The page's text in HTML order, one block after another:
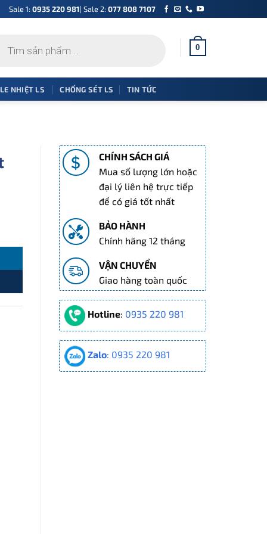
Sale 1: 0935 220 981| Sale 2: 077 808 7107
0
NHIỆT LS CHỐNG SÉT LS TIN TỨC
CHÍNH SÁCH GIÁ
Mua số lượng lớn hoặc
đại lý liên hệ trực tiếp
để có giá tốt nhất
BẢO HÀNH
Chính hãng 12 tháng
VẬN CHUYỂN
Giao hàng toàn quốc
Hotline: 0935 220 981
Zalo: 0935 220 981